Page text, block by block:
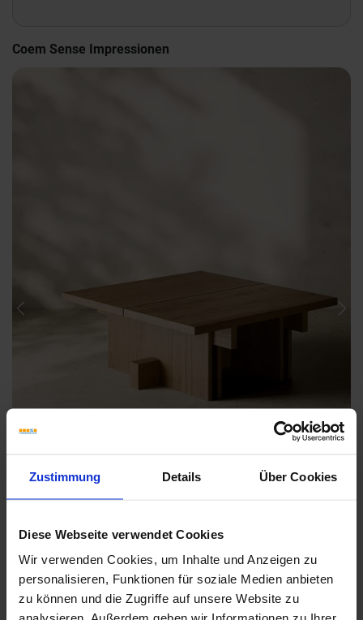
Zustimmung Details Über Cookies
Diese Webseite verwendet Cookies
Wir verwenden Cookies, um Inhalte und Anzeigen zu
personalisieren, Funktionen für soziale Medien anbieten
zu können und die Zugriffe auf unsere Website zu
Coem Sense Impressionen
Previous
Weitere Serien von Coem